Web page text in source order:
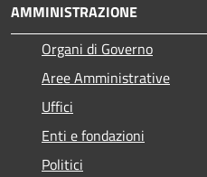
AMMINISTRAZIONE
Organi di Governo
Aree Amministrative
Uffici
Enti e fondazioni
Politici